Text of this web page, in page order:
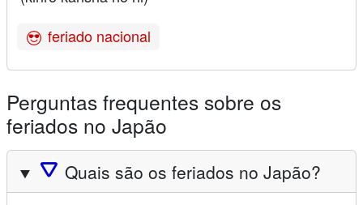
feriado nacional
Perguntas frequentes sobre os
feriados no Japão
🛆 Quais são os feriados no Japão?